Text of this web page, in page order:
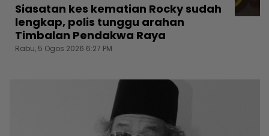
Siasatan kes kematian Rocky sudah
lengkap, polis tunggu arahan
Timbalan Pendakwa Raya
Rabu, 5 Ogos 2026 6:27 PM